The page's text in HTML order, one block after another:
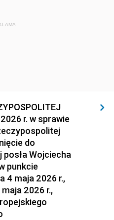
r. w sprawie
do
Wojciecha
punkcie
4 maja 2026 r.,
2026 r.,